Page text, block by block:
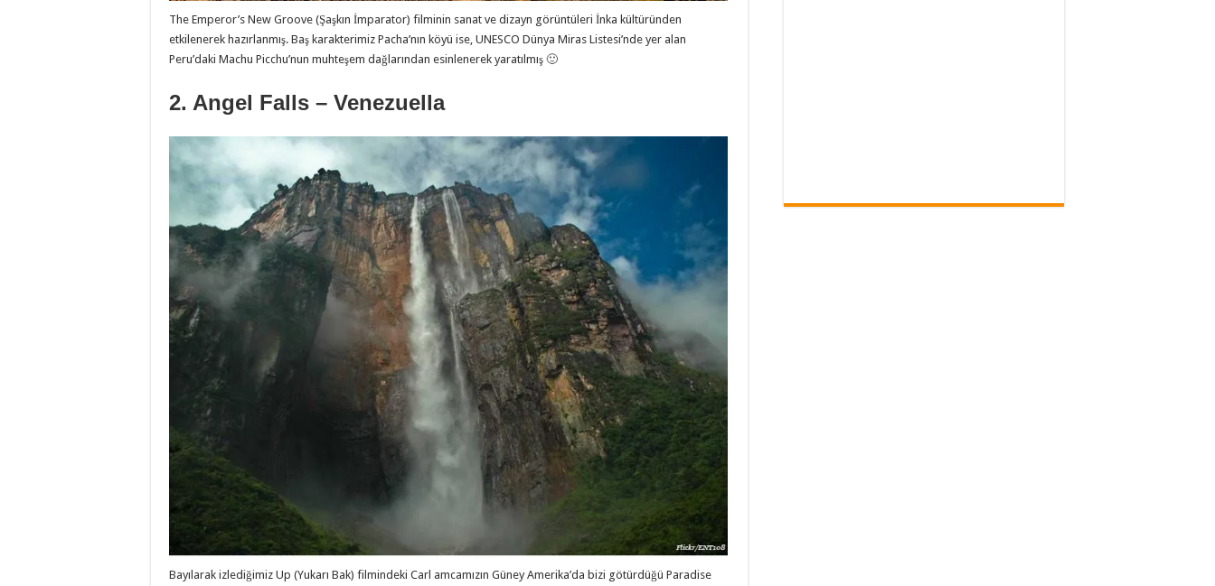
The Emperor’s New Groove (Şaşkın İmparator) filminin sanat ve dizayn görüntüleri İnka kültüründen
etkilenerek hazırlanmış. Baş karakterimiz Pacha’nın köyü ise, UNESCO Dünya Miras Listesi’nde yer alan
Peru’daki Machu Picchu’nun muhteşem dağlarından esinlenerek yaratılmış 🙂
2. Angel Falls – Venezuella
Bayılarak izlediğimiz Up (Yukarı Bak) filmindeki Carl amcamızın Güney Amerika’da bizi götürdüğü Paradise